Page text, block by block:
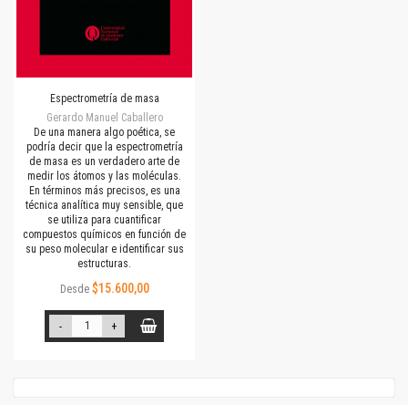
Espectrometría de masa
Gerardo Manuel Caballero
De una manera algo poética, se
podría decir que la espectrometría
de masa es un verdadero arte de
medir los átomos y las moléculas.
En términos más precisos, es una
técnica analítica muy sensible, que
se utiliza para cuantificar
compuestos químicos en función de
su peso molecular e identificar sus
estructuras.
Desde $15.600,00
- +